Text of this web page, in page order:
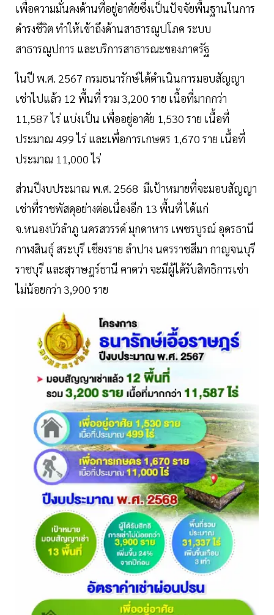
เพื่อความมั่นคงด้านที่อยู่อาศัยซึ่งเป็นปัจจัยพื้นฐานในการ
ดำรงชีวิต ทำให้เข้าถึงด้านสาธารณูปโภค ระบบ
สาธารณูปการ และบริการสาธารณะของภาครัฐ
ในปี พ.ศ. 2567 กรมธนารักษ์ได้ดำเนินการมอบสัญญา
เช่าไปแล้ว 12 พื้นที่ รวม 3,200 ราย เนื้อที่มากกว่า
11,587 ไร่ แบ่งเป็น เพื่ออยู่อาศัย 1,530 ราย เนื้อที่
ประมาณ 499 ไร่ และเพื่อการเกษตร 1,670 ราย เนื้อที่
ประมาณ 11,000 ไร่
ส่วนปีงบประมาณ พ.ศ. 2568 มีเป้าหมายที่จะมอบสัญญา
เช่าที่ราชพัสดุอย่างต่อเนื่องอีก 13 พื้นที่ ได้แก่
จ.หนองบัวลำภู นครสวรรค์ มุกดาหาร เพชรบูรณ์ อุดรธานี
กาฬสินธุ์ สระบุรี เชียงราย ลำปาง นครราชสีมา กาญจนบุรี
ราชบุรี และสุราษฎร์ธานี คาดว่า จะมีผู้ได้รับสิทธิการเช่า
ไม่น้อยกว่า 3,900 ราย